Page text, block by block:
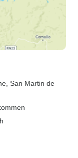
, San Martin de